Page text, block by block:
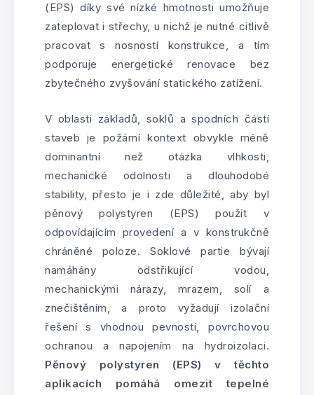
(EPS) díky své nízké hmotnosti umožňuje
zateplovat i střechy, u nichž je nutné citlivě
pracovat s nosností konstrukce, a tím
podporuje energetické renovace bez
zbytečného zvyšování statického zatížení.
V oblasti základů, soklů a spodních částí
staveb je požární kontext obvykle méně
dominantní než otázka vlhkosti,
mechanické odolnosti a dlouhodobé
stability, přesto je i zde důležité, aby byl
pěnový polystyren (EPS) použit v
odpovídajícím provedení a v konstrukčně
chráněné poloze. Soklové partie bývají
namáhány odstřikující vodou,
mechanickými nárazy, mrazem, solí a
znečištěním, a proto vyžadují izolační
řešení s vhodnou pevností, povrchovou
ochranou a napojením na hydroizolaci.
Pěnový polystyren (EPS) v těchto
aplikacích pomáhá omezit tepelné